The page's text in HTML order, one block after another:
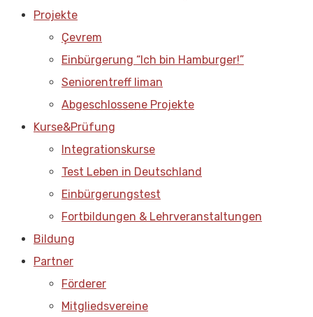
Projekte
Çevrem
Einbürgerung “Ich bin Hamburger!”
Seniorentreff liman
Abgeschlossene Projekte
Kurse&Prüfung
Integrationskurse
Test Leben in Deutschland
Einbürgerungstest
Fortbildungen & Lehrveranstaltungen
Bildung
Partner
Förderer
Mitgliedsvereine